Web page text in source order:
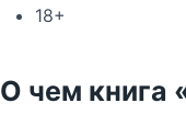
18+
О чем книга